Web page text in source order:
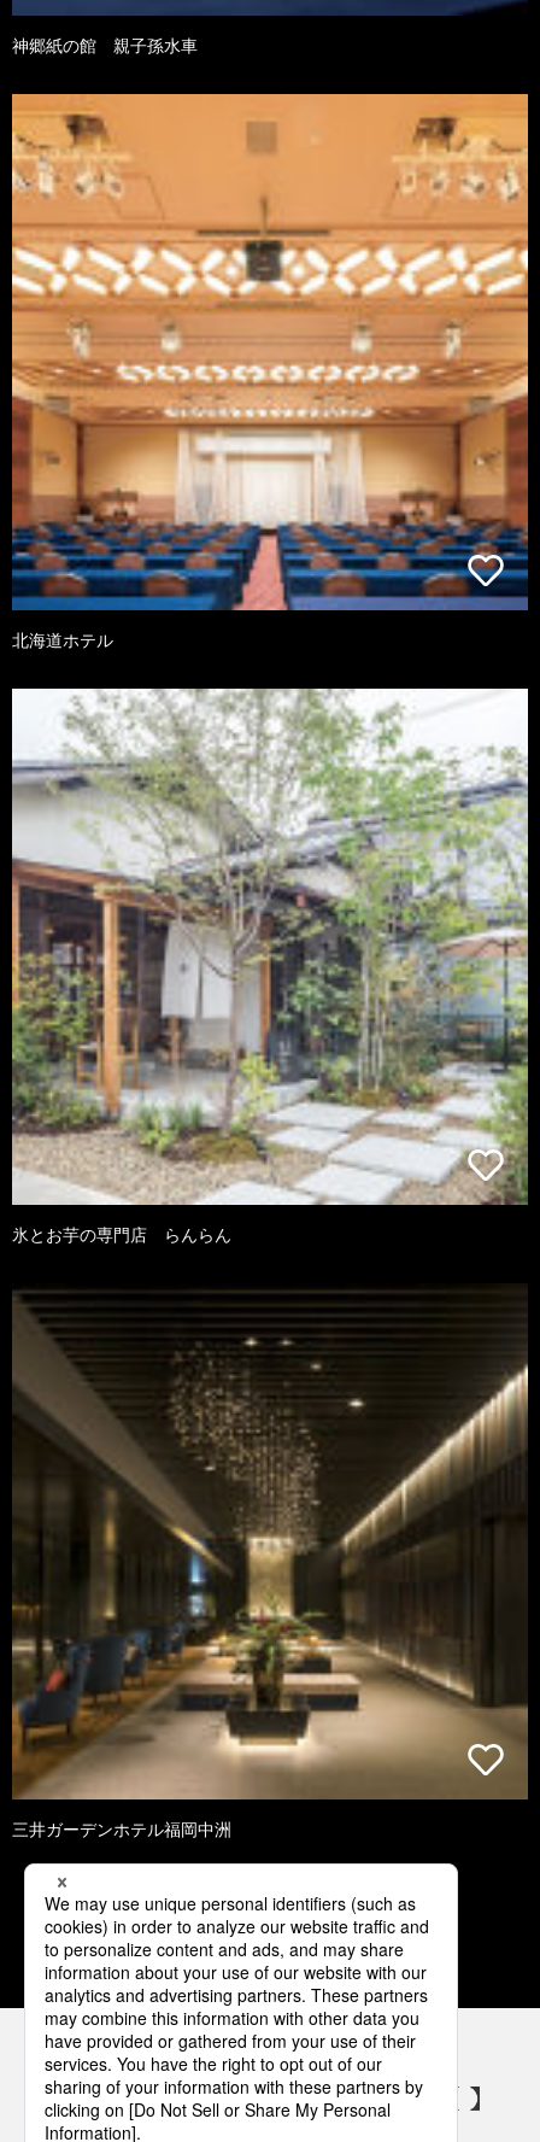
神郷紙の館 親子孫水車
北海道ホテル
氷とお芋の専門店 らんらん
三井ガーデンホテル福岡中洲
3 4 5 6 7
パナソニックの電気設備 SNSアカウント